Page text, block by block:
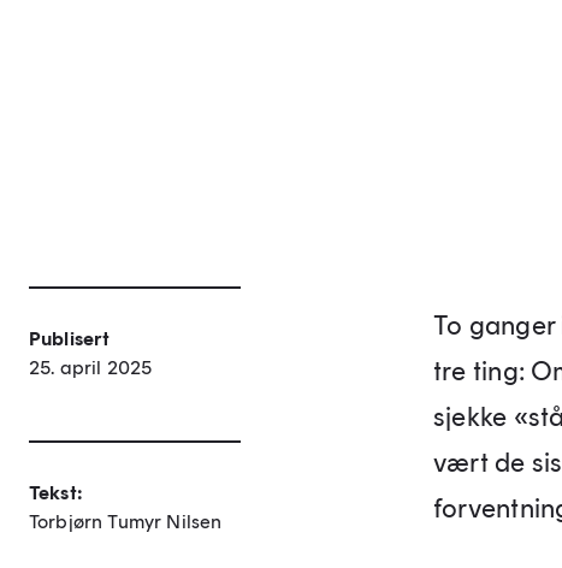
Publisert
25. april 2025
Tekst:
Torbjørn Tumyr Nilsen
To
tre ting:
sjekke
vært de